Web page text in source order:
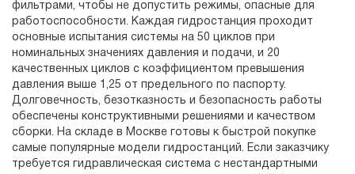
фильтрами, чтобы не допустить режимы, опасные для
работоспособности. Каждая гидростанция проходит
основные испытания системы на 50 циклов при
номинальных значениях давления и подачи, и 20
качественных циклов с коэффициентом превышения
давления выше 1,25 от предельного по паспорту.
Долговечность, безотказность и безопасность работы
обеспечены конструктивными решениями и качеством
сборки. На складе в Москве готовы к быстрой покупке
самые популярные модели гидростанций. Если заказчику
требуется гидравлическая система с нестандартными